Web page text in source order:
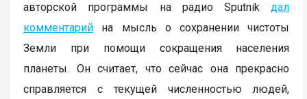
авторской программы на радио Sputnikдал
комментарий на мысль о сохранении чистоты
Земли при помощи сокращения населения
планеты. Он считает, что сейчас она прекрасно
справляется с текущей численностью людей,